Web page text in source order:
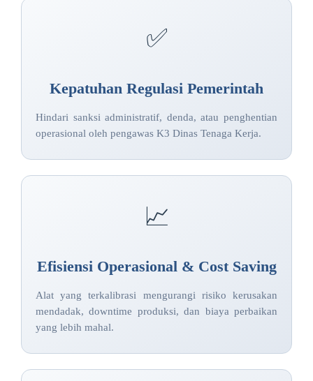
✅
Kepatuhan Regulasi Pemerintah
Hindari sanksi administratif, denda, atau penghentian
operasional oleh pengawas K3 Dinas Tenaga Kerja.
📈
Efisiensi Operasional & Cost Saving
Alat yang terkalibrasi mengurangi risiko kerusakan
mendadak, downtime produksi, dan biaya perbaikan
yang lebih mahal.